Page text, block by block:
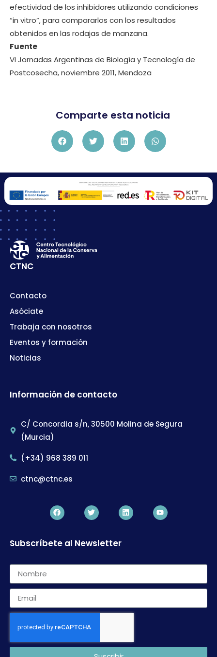
efectividad de los inhibidores utilizando condiciones
“in vitro”, para compararlos con los resultados
obtenidos en las rodajas de manzana.
Fuente
VI Jornadas Argentinas de Biología y Tecnología de
Postcosecha, noviembre 2011, Mendoza
Comparte esta noticia
CTNC
Contacto
Asóciate
Trabaja con nosotros
Eventos y formación
Noticias
Información de contacto
C/ Concordia s/n, 30500 Molina de Segura
(Murcia)
(+34) 968 389 011
ctnc@ctnc.es
Subscríbete al Newsletter